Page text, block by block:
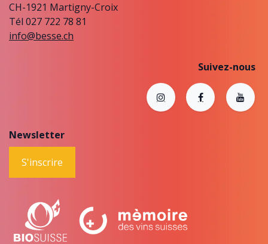
CH-1921 Martigny-Croix
Tél 027 722 78 81
info@besse.ch
Suivez-nous
Newsletter
S'inscrire